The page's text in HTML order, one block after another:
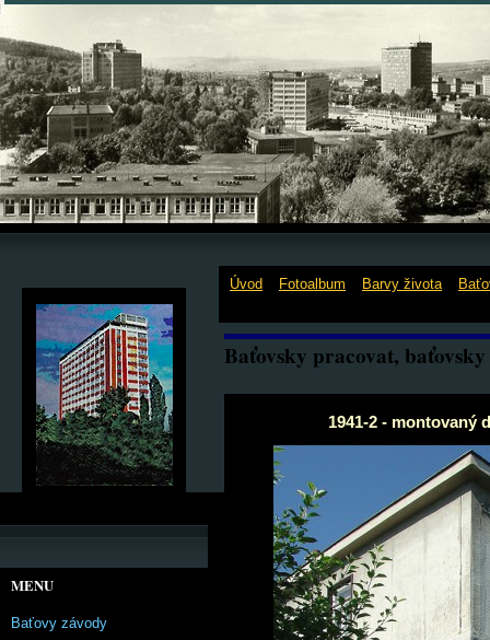
Jdi na obsah
Jdi na menu
Úvod Fotoalbum Barvy života»
Baťovsky pracovat,
1941-2 - montovaný
MENU
Baťovy závody